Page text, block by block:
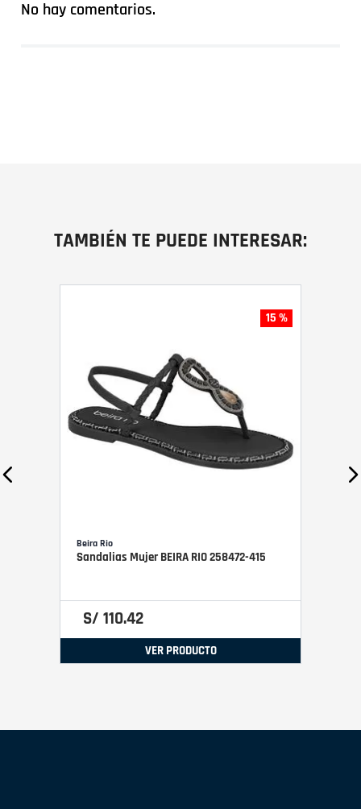
No hay comentarios.
TAMBIÉN TE PUEDE INTERESAR:
15 %
Beira Rio
Sandalias Mujer BEIRA RIO 258472-415
S/ 110.42
VER PRODUCTO